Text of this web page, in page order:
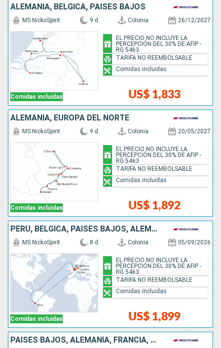
ALEMANIA, BÉLGICA, PAISES BAJOS
Comidas incluidas
MS NickoSpirit 9 d Colonia 26/12/2027
US$ 1,833
EL PRECIO NO INCLUYE LA
PERCEPCIÓN DEL 30% DE AFIP -
RG 5463
TARIFA NO REEMBOLSABLE
Comidas incluidas
ALEMANIA, EUROPA DEL NORTE
Comidas incluidas
MS NickoSpirit 9 d Colonia 20/05/2027
US$ 1,892
EL PRECIO NO INCLUYE LA
PERCEPCIÓN DEL 30% DE AFIP -
RG 5463
TARIFA NO REEMBOLSABLE
Comidas incluidas
PERÚ, BÉLGICA, PAISES BAJOS, ALEMANIA
Comidas incluidas
MS NickoSpirit 8 d Colonia 05/09/2026
US$ 1,899
EL PRECIO NO INCLUYE LA
PERCEPCIÓN DEL 30% DE AFIP -
RG 5463
TARIFA NO REEMBOLSABLE
Comidas incluidas
PAISES BAJOS, ALEMANIA, FRANCIA, SUIZA